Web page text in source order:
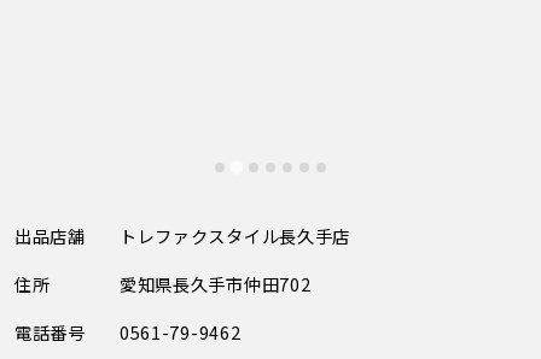
出品店舗
トレファクスタイル長久手店
住所
愛知県長久手市仲田702
電話番号
0561-79-9462